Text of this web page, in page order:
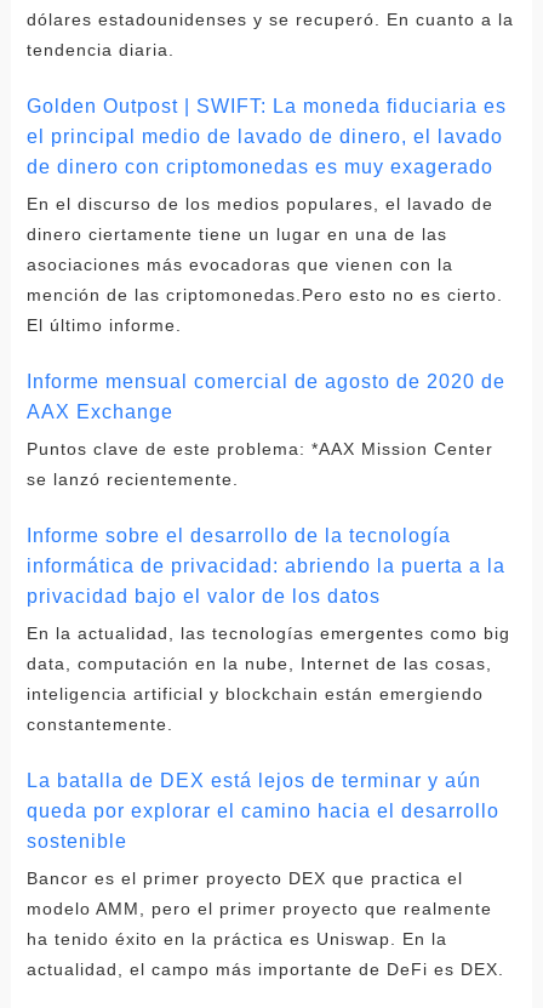
dólares estadounidenses y se recuperó. En cuanto a la
tendencia diaria.
Golden Outpost | SWIFT: La moneda fiduciaria es
el principal medio de lavado de dinero, el lavado
de dinero con criptomonedas es muy exagerado
En el discurso de los medios populares, el lavado de
dinero ciertamente tiene un lugar en una de las
asociaciones más evocadoras que vienen con la
mención de las criptomonedas.Pero esto no es cierto.
El último informe.
Informe mensual comercial de agosto de 2020 de
AAX Exchange
Puntos clave de este problema: *AAX Mission Center
se lanzó recientemente.
Informe sobre el desarrollo de la tecnología
informática de privacidad: abriendo la puerta a la
privacidad bajo el valor de los datos
En la actualidad, las tecnologías emergentes como big
data, computación en la nube, Internet de las cosas,
inteligencia artificial y blockchain están emergiendo
constantemente.
La batalla de DEX está lejos de terminar y aún
queda por explorar el camino hacia el desarrollo
sostenible
Bancor es el primer proyecto DEX que practica el
modelo AMM, pero el primer proyecto que realmente
ha tenido éxito en la práctica es Uniswap. En la
actualidad, el campo más importante de DeFi es DEX.